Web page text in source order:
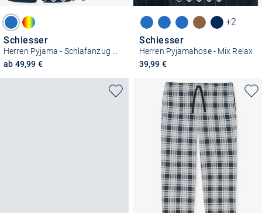
Schiesser
ab 49,99 €
+2
Schiesser
Herren Pyjamahose - Mix Relax
39,99 €